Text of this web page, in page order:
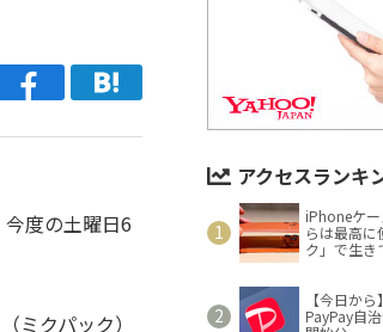
度の土曜日6
ミクパック）
アクセスランキ
iPhoneケ
らは最高
ク」で生き
【今日か
PayPay自